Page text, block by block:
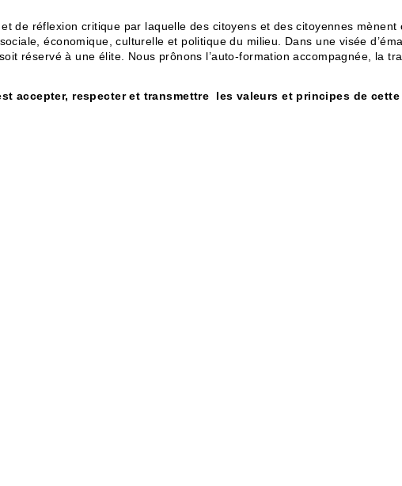
de réflexion critique par laquelle des citoyens et des citoyennes
économique, culturelle et politique du milieu. Dans une visée
réservé à une élite. Nous prônons l’auto-formation accompagnée, la
accepter, respecter et transmettre les valeurs et principes de cette